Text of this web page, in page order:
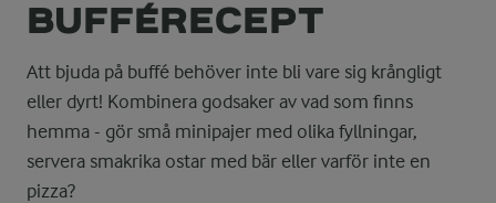
BUFFÉRECEPT
Att bjuda på buffé behöver inte bli vare sig krångligt
eller dyrt! Kombinera godsaker av vad som finns
hemma - gör små minipajer med olika fyllningar,
servera smakrika ostar med bär eller varför inte en
pizza?